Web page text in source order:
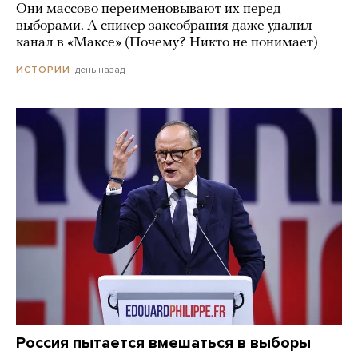
Они массово переименовывают их перед
выборами. А спикер заксобрания даже удалил
канал в «Максе» (Почему? Никто не понимает)
ИСТОРИИ день назад
Россия пытается вмешаться в выборы